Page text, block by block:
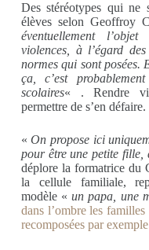
Des stéréotypes qui ne
élèves selon Geoffroy
éventuellement
violences, à l’égard
normes qui sont posées.
ça, c’est
scolaires« . Rendre
permettre de s’en défaire.
«On propose ici
pour être une petite fille,
déplore la formatrice du
la cellule familiale,
modèle «un papa, une
dans l’ombre les
recomposées par